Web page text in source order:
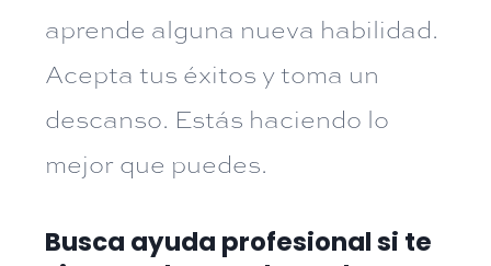
aprende alguna nueva habilidad.
Acepta tus éxitos y toma un
descanso. Estás haciendo lo
mejor que puedes.
Busca ayuda profesional si te